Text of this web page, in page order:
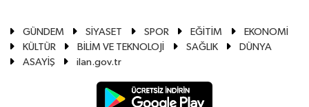
GÜNDEM SİYASET SPOR EĞİTİM
EKONOMİ
KÜLTÜR
BİLİM VE TEKNOLOJİ SAĞLIK
DÜNYA
ASAYİŞ
ilan.gov.tr